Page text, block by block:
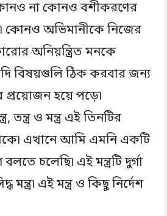
না কোনও বশীকরণের
কোনও অভিমানীকে নিজের
অনিয়ন্ত্রিত মনকে
বিষয়গুলি ঠিক করবার জন্য
হয়ে পড়ে৷
তন্ত্র ও মন্ত্র এই তিনটির
এখানে আমি এমনি একটি
চলেছি৷ এই মন্ত্রটি দুর্গা
এই মন্ত্র ও কিছু নির্দেশ